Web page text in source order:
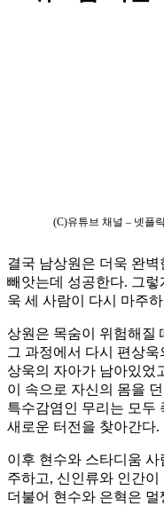
(C)유튜브 채널 – 넷플
결국 남상원은 더욱 완
빼앗는데 성공한다. 그
욱 세 사람이 다시 마주
상원은 목숨이 위험해질
그 과정에서 다시 편상
상욱의 자아가 남아있었
이 속으로 자신의 몸을
특수감염인 무리는 모두
새로운 터전을 찾아간다.
이후 현수와 스타디움
주하고, 신인류와 인간
더불어 현수와 은혁은